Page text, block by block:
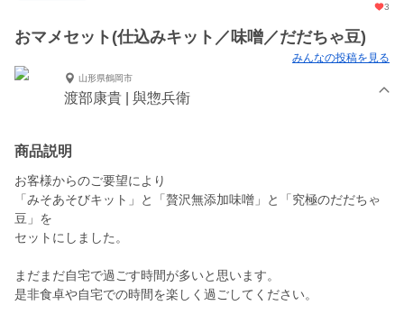
3
おマメセット(仕込みキット／味噌／だだちゃ豆)
みんなの投稿を見る
山形県鶴岡市
渡部康貴 | 與惣兵衛
商品説明
お客様からのご要望により
「みそあそびキット」と「贅沢無添加味噌」と「究極のだだちゃ
豆」を
セットにしました。
まだまだ自宅で過ごす時間が多いと思います。
是非食卓や自宅での時間を楽しく過ごしてください。